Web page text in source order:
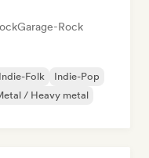
Garage-Rock
Indie-Folk
Indie-Pop
/ Heavy metal